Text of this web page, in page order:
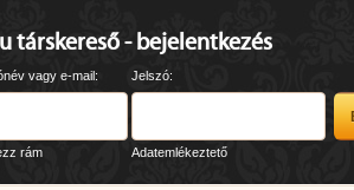
társkereső - bejelentkezés
vagy e-mail: Jelszó:
rám Adatemlékeztető